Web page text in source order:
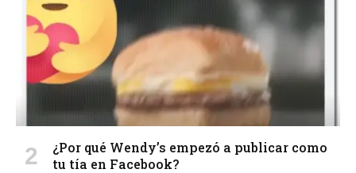
¿Por qué Wendy’s empezó a publicar como
tu tía en Facebook?